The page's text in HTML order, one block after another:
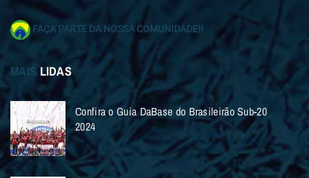
FAÇA PARTE DA NOSSA COMUNIDADE!!
MAIS LIDAS
Confira o Guia DaBase do Brasileirão Sub-20
2024